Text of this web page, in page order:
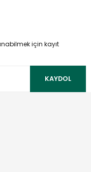
için kayıt
KAYDOL